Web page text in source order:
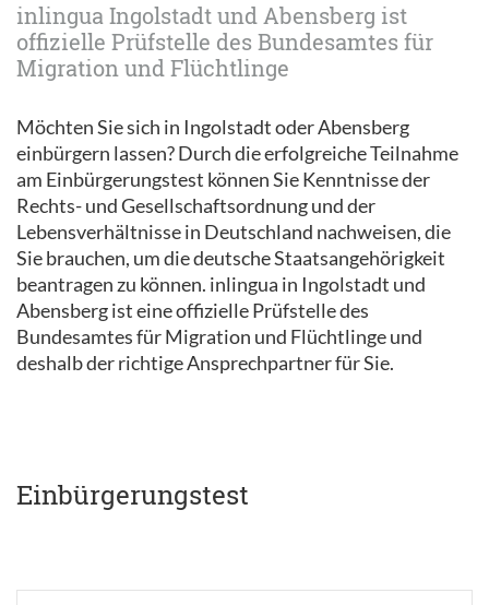
inlingua Ingolstadt und Abensberg ist
offizielle Prüfstelle des Bundesamtes für
Migration und Flüchtlinge
Möchten Sie sich in Ingolstadt oder Abensberg
einbürgern lassen? Durch die erfolgreiche Teilnahme
am Einbürgerungstest können Sie Kenntnisse der
Rechts- und Gesellschaftsordnung und der
Lebensverhältnisse in Deutschland nachweisen, die
Sie brauchen, um die deutsche Staatsangehörigkeit
beantragen zu können. inlingua in Ingolstadt und
Abensberg ist eine offizielle Prüfstelle des
Bundesamtes für Migration und Flüchtlinge und
deshalb der richtige Ansprechpartner für Sie.
Einbürgerungstest